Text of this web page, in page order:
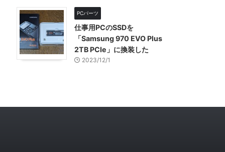
PCパーツ
仕事用PCのSSDを
「Samsung 970 EVO Plus
2TB PCIe」に換装した
2023/12/1